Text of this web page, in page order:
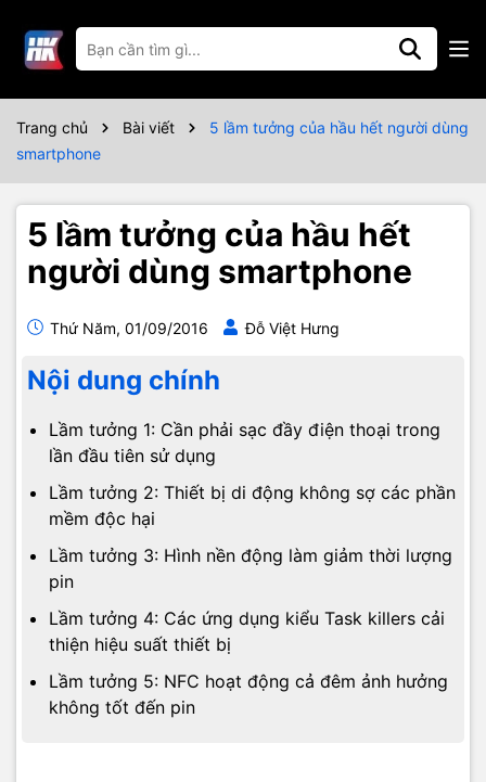
Trang chủ Bài viết
5 lầm tưởng của hầu hết người dùng
smartphone
5 lầm tưởng của hầu hết
người dùng smartphone
Thứ Năm, 01/09/2016 Đỗ Việt Hưng
Nội dung chính
Lầm tưởng 1: Cần phải sạc đầy điện thoại trong
lần đầu tiên sử dụng
Lầm tưởng 2: Thiết bị di động không sợ các phần
mềm độc hại
Lầm tưởng 3: Hình nền động làm giảm thời lượng
pin
Lầm tưởng 4: Các ứng dụng kiểu Task killers cải
thiện hiệu suất thiết bị
Lầm tưởng 5: NFC hoạt động cả đêm ảnh hưởng
không tốt đến pin